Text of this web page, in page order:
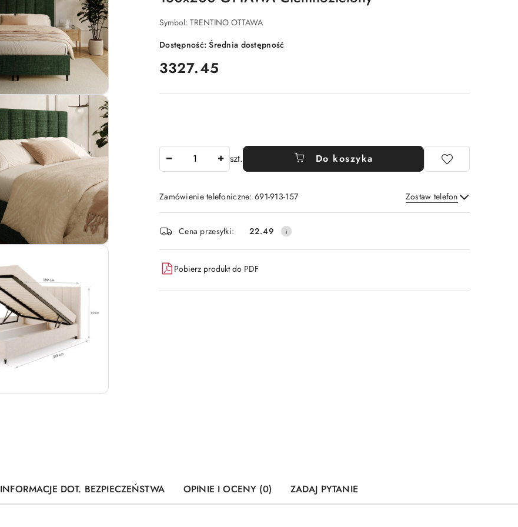
Symbol: TRENTINO OTTAWA
Dostępność:Średnia dostępność
cena:
3327.45
szt. Do koszyka
Zamówienie telefoniczne: 691-913-157 Zostaw telefon
Wyślij
Dostępność
i
dostawa
Cena przesyłki: 22.49
Pobierz produkt do PDF
INFORMACJE DOT. BEZPIECZEŃSTWA OPINIE I OCENY (0) ZADAJ PYTANIE